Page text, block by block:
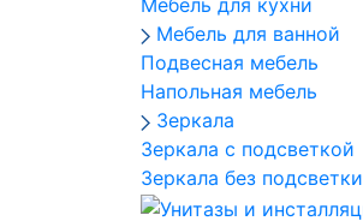
Мебель для кухни
Мебель для ванной
Подвесная мебель
Напольная мебель
Зеркала
Зеркала с подсветкой
Зеркала без подсветки